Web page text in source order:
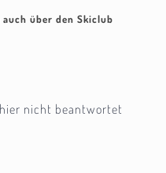
über den Skiclub
nicht beantwortet